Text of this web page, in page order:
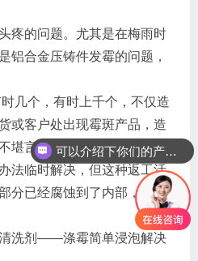
疼的问题。尤其是在梅雨时
铝合金压铸件发霉的问题，
时几个，有时上千个，不仅造
或客户处出现霉斑产品，造
堪言呀！
法临时解决，但这种返工活
分已经腐蚀到了内部，无法
洗剂——涤霉简单浸泡解决
可以介绍下你们的产品么
你们是怎么收费的呢